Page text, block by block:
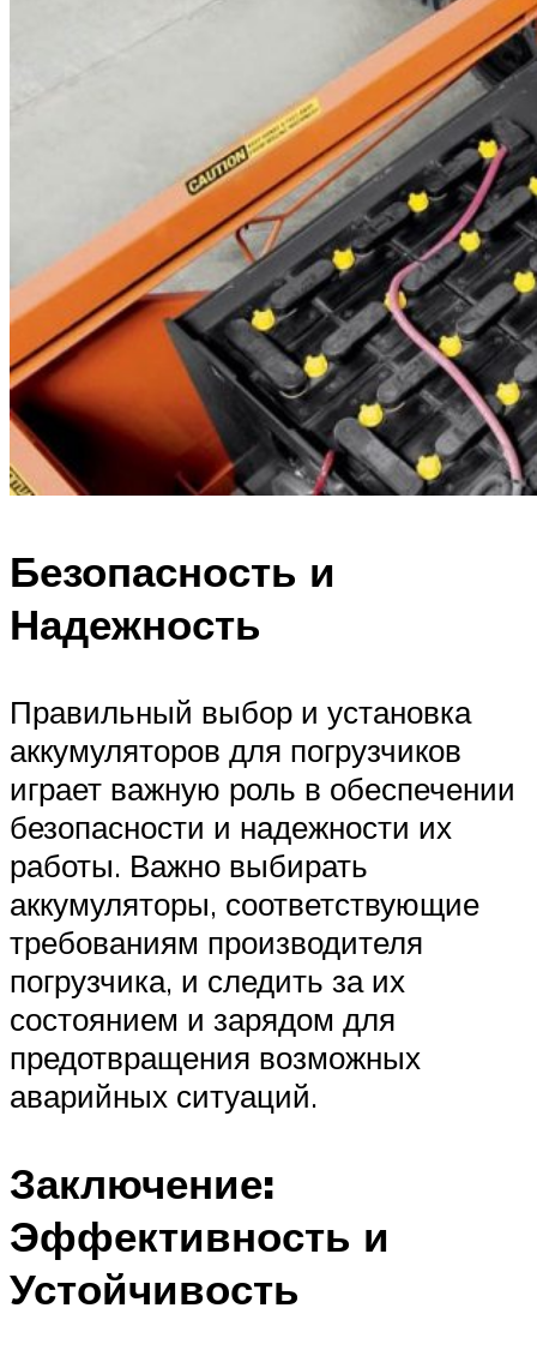
Безопасность и
Надежность
Правильный выбор и установка
аккумуляторов для погрузчиков
играет важную роль в обеспечении
безопасности и надежности их
работы. Важно выбирать
аккумуляторы, соответствующие
требованиям производителя
погрузчика, и следить за их
состоянием и зарядом для
предотвращения возможных
аварийных ситуаций.
Заключение:
Эффективность и
Устойчивость